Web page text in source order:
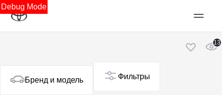
Debug Mode
13
Бренд и модель Фильтры